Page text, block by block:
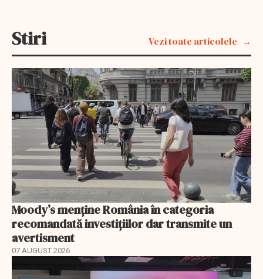
Stiri Vezi toate articolele
Moody’s menține România în categoria
recomandată investițiilor dar transmite un
avertisment
07 AUGUST 2026